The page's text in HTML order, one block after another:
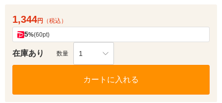
1,344円 （税込）
5%(60pt)
在庫あり 数量 1
カートに入れる